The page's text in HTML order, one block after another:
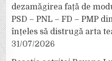
dezamăgirea față de
PSD – PNL – FD – PMP
înțeles să distrugă arta
31/07/2026